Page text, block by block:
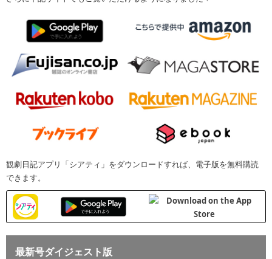
観劇日記アプリ「シアティ」をダウンロードすれば、電子版を無料購読
できます。
最新号ダイジェスト版